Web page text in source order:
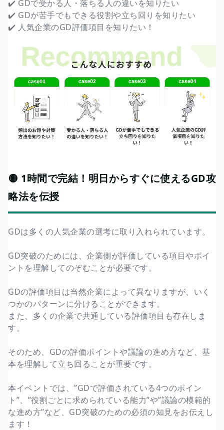
✔️ GDで受かる人・落ちる人の違いを知りたい
✔️ GDが苦手でもできる役割や立ち回りを知りたい
✔️ 人気企業のGD評価項目を知りたい！
🟡 1時間で完結！明日からすぐに使えるGD攻
略法を伝授
GDは多くの人気企業の選考に取り入れられています。
GD突破のためには、企業側が評価している項目やポイ
ントを理解してのぞむことが必要です。
GDの評価項目は当然企業によって異なりますが、いく
つかのパターンに分けることができます。
また、多くの企業で共通している評価項目も存在しま
す。
そのため、GDの評価ポイントや議論の進め方など、基
本を理解して立ち回ることが重要です。
本イベントでは、”GDで評価されている4つのポイン
ト”、”役割ごとに求められている能力”や”議論の模範的
な進め方”など、GD突破のための必須の知見をお伝えし
ます！